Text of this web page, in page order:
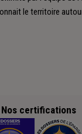
le territoire
Nos certifications